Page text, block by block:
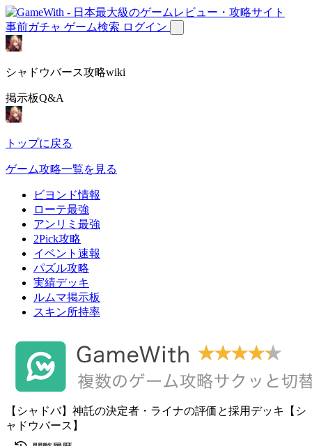
事前ガチャ ゲーム検索 ログイン
シャドウバース攻略wiki
掲示板Q&A
トップに戻る
ゲーム攻略一覧を見る
ビヨンド情報
ローテ最強
アンリミ最強
2Pick攻略
イベント速報
パズル攻略
実績デッキ
ルムマ掲示板
スキン所持率
【シャドバ】神託の決定者・ライナの評価と採用デッキ【シ
ャドウバース】